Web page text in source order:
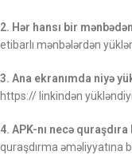
2. Hər hansı bir
etibarlı mənbələrdən
3. Ana ekranımda niyə
https:// linkindən
4. APK-nı necə
quraşdırma əməliyyatına